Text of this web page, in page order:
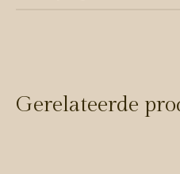
Gerelateerde